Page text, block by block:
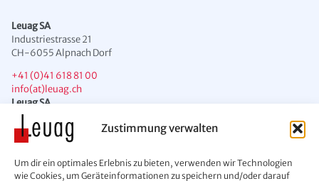
Zustimmung verwalten
Um dir ein optimales Erlebnis zu bieten, verwenden wir Technologien
wie Cookies, um Geräteinformationen zu speichern und/oder darauf
Leuag SA
Industriestrasse 21
CH-6055 Alpnach Dorf
+41 (0)41 618 81 00
info(at)leuag.ch
Leuag SA
Chemin des Condémines 2
CH-1071 Chexbres
info(at)leuag.ch